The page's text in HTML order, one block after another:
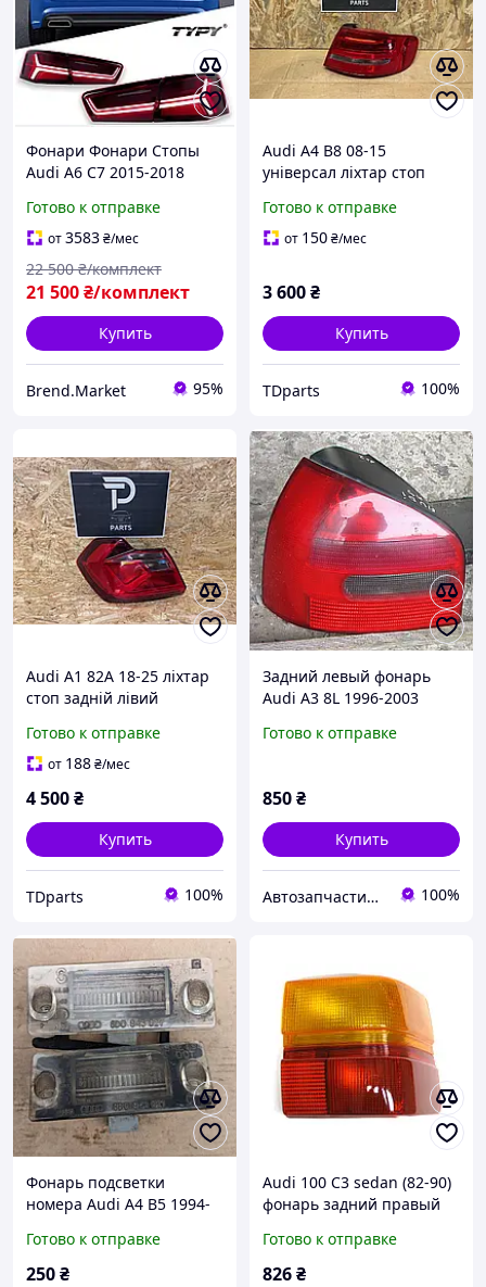
Фонари Фонари Стопы
Audi A6 C7 2015-2018
Готово к отправке
от3583₴/мес
21 500₴/комплект
22 500 ₴/комплект
Купить
Brend.Market 95%
Audi A4 B8 08-15
універсал ліхтар стоп
Готово к отправке
от 150₴/мес
3 600₴
Купить
TDparts 100%
Audi A1 82A 18-25 ліхтар
стоп задній лівий
Готово к отправке
от 188₴/мес
4 500₴
Купить
TDparts 100%
Задний левый фонарь
Audi A3 8L 1996-2003
Готово к отправке
850₴
Купить
Автозапчастини м. Суми 100%
Фонарь подсветки
номера Audi A4 B5 1994-
Готово к отправке
250₴
Audi 100 C3 sedan (82-90)
фонарь задний правый
Готово к отправке
826₴